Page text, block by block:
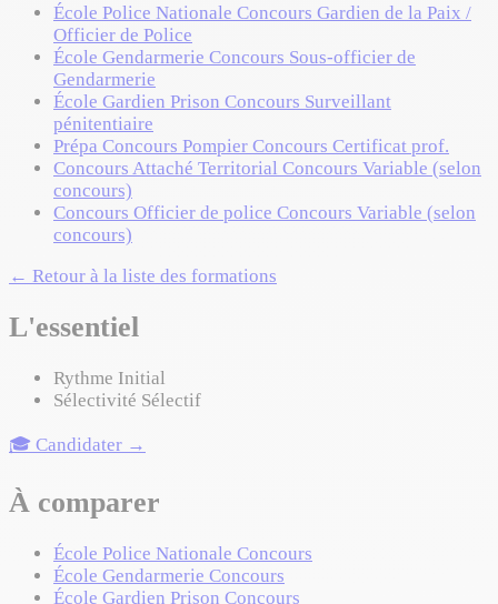
École Police Nationale Concours Gardien de la Paix /
Officier de Police
École Gendarmerie Concours Sous-officier de
Gendarmerie
École Gardien Prison Concours Surveillant
pénitentiaire
Prépa Concours Pompier Concours Certificat prof.
Concours Attaché Territorial Concours Variable (selon
concours)
Concours Officier de police Concours Variable (selon
concours)
← Retour à la liste des formations
L'essentiel
Rythme Initial
Sélectivité Sélectif
🎓 Candidater →
À comparer
École Police Nationale Concours
École Gendarmerie Concours
École Gardien Prison Concours